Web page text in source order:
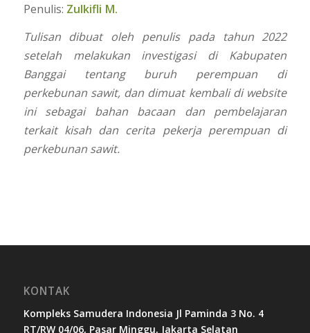
Penulis: Zulkifli M.
Tulisan dibuat oleh penulis pada tahun 2022
setelah melakukan investigasi di Kabupaten
Banggai tentang buruh perempuan di
perkebunan sawit, dan dimuat kembali di website
ini sebagai bahan bacaan dan pembelajaran
terkait kisah dan cerita pekerja perempuan di
perkebunan sawit.
KONTAK
Kompleks Samudera Indonesia Jl Paminda 3 No. 4
RT/RW 04/06, Pasar Minggu, Jakarta Selatan